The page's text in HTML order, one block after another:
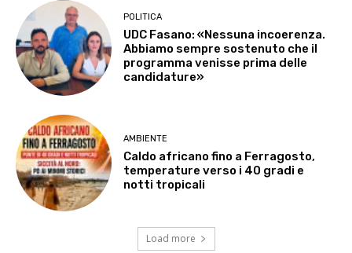
POLITICA
UDC Fasano: «Nessuna incoerenza.
Abbiamo sempre sostenuto che il
programma venisse prima delle
candidature»
AMBIENTE
Caldo africano fino a Ferragosto,
temperature verso i 40 gradi e
notti tropicali
Load more